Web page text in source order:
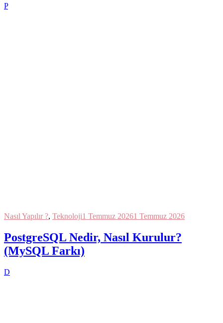
P
Nasıl Yapılır ?, Teknoloji1 Temmuz 20261 Temmuz 2026
PostgreSQL Nedir, Nasıl Kurulur?
(MySQL Farkı)
D